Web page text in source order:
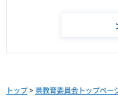
トップ> 県教育委員会トップペー